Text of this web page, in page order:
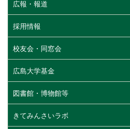
広報・報道
採用情報
校友会・同窓会
広島大学基金
図書館・博物館等
きてみんさいラボ